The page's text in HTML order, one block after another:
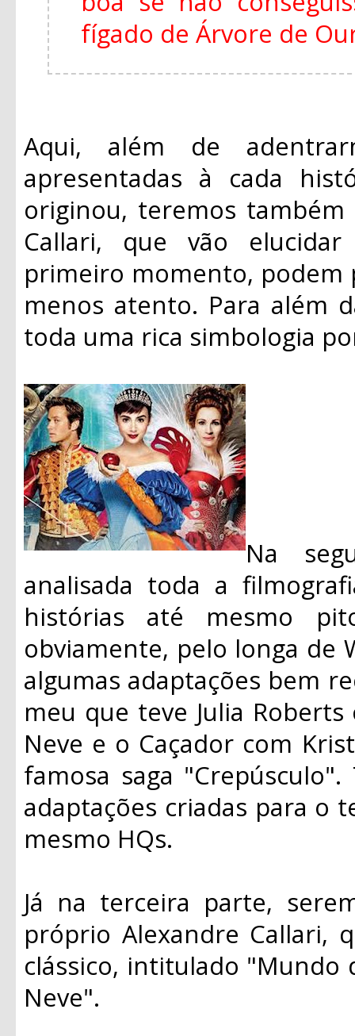
fígado de Árvore de
Aqui, além de
apresentadas à cada
originou, teremos
Callari, que vão
primeiro momento, podem
menos atento. Para além
toda uma rica simbologia
Na
analisada toda a
histórias até mesmo
obviamente, pelo longa de
algumas adaptações bem
meu que teve Julia
Neve e o Caçador com
famosa saga
adaptações criadas para o
mesmo HQs.
Já na terceira parte,
próprio Alexandre Callari,
clássico, intitulado "Mundo
Neve".